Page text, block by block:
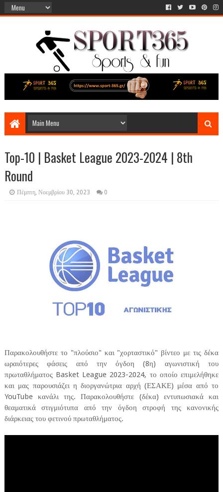
Top-10 | Basket League 2023-2024 | 8th
Round
Πέμπτη, Νοεμβρίου 30, 2023 0
Παρακολουθήστε το "πλούσιο" και "χορταστικό" βίντεο με τις δέκα
ωραιότερες φάσεις από την όγδοη (8η) αγωνιστική του
πρωταθλήματος Basket League 2023-2024, το οποίο επιμελήθηκε
και μας παρουσιάζει η διοργανώτρια αρχή (ΕΣΑΚΕ) μέσα από το
YouTube κανάλι της. Παρακολουθήστε (δέκα) εντυπωσιακά και
θεαματικά στιγμιότυπα από την όγδοη στροφή της κανονικής
διάρκειας του φετινού πρωταθλήματος.